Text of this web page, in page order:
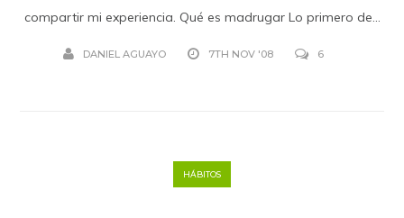
compartir mi experiencia. Qué es madrugar Lo primero de...
DANIEL AGUAYO 7TH NOV '08 6
HÁBITOS